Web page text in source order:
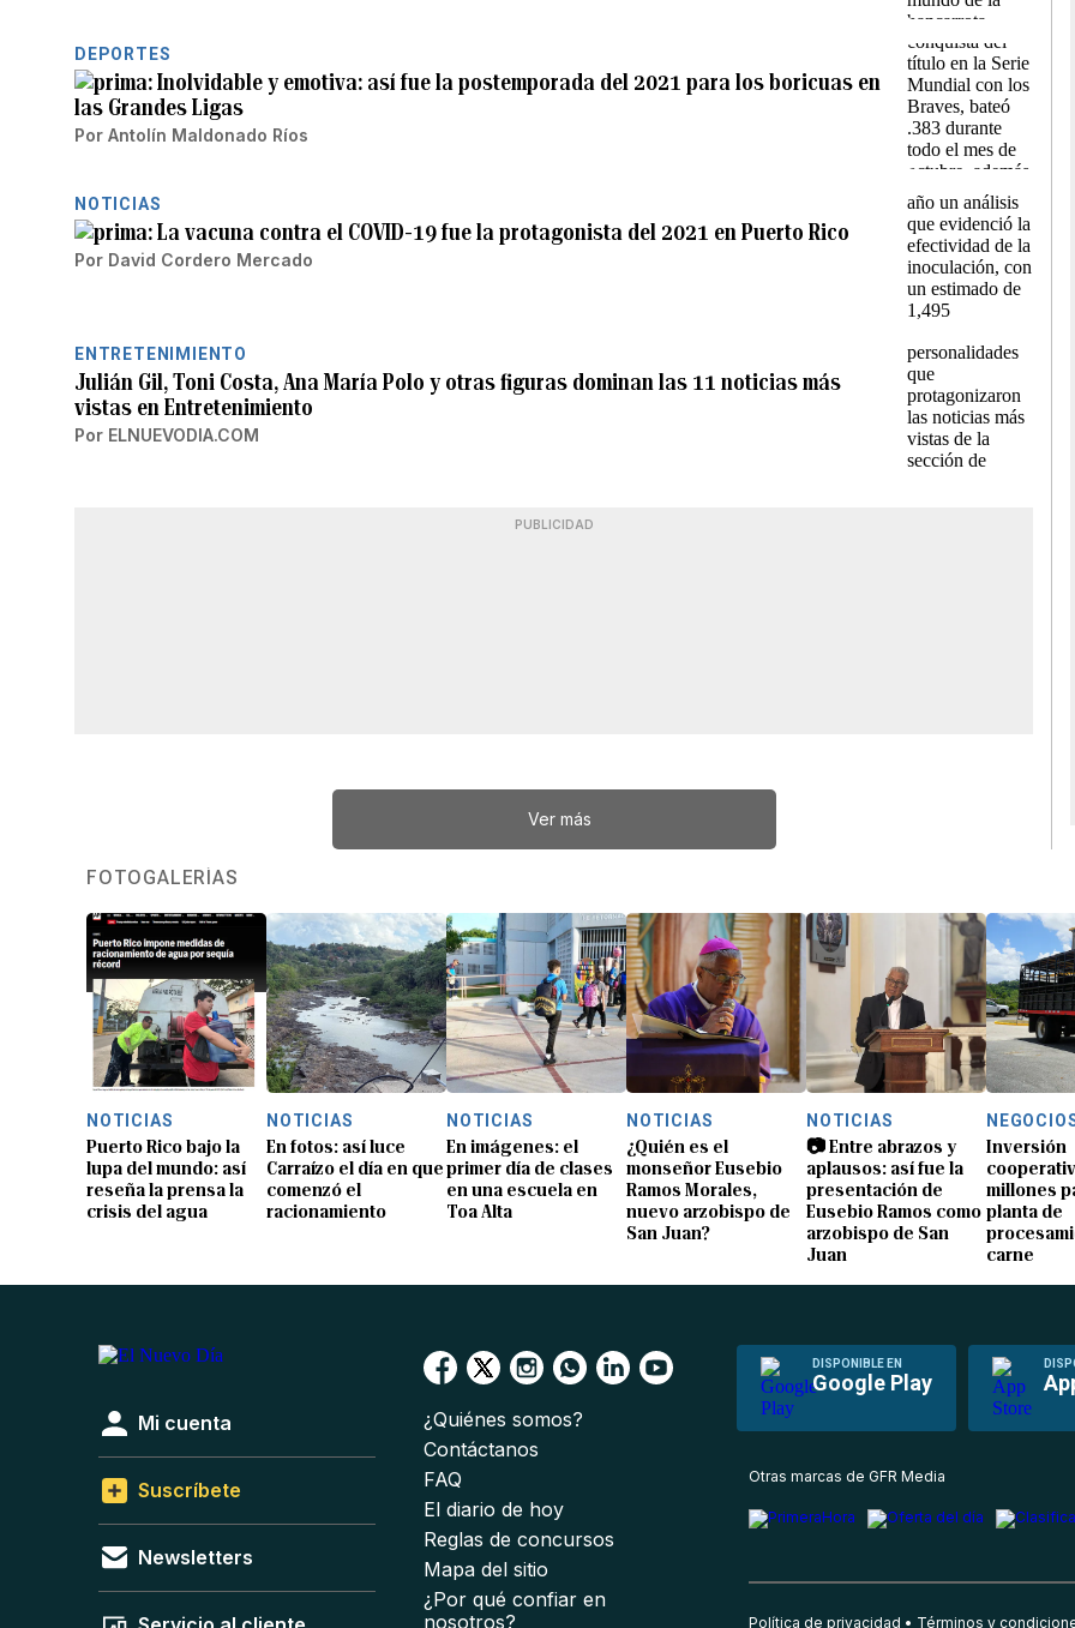
DEPORTES
Inolvidable y emotiva: así fue la postemporada del 2021 para los boricuas en
las Grandes Ligas
Por Antolín Maldonado Ríos
NOTICIAS
La vacuna contra el COVID-19 fue la protagonista del 2021 en Puerto Rico
Por David Cordero Mercado
ENTRETENIMIENTO
Julián Gil, Toni Costa, Ana María Polo y otras figuras dominan las 11 noticias más
vistas en Entretenimiento
Por ELNUEVODIA.COM
PUBLICIDAD
Ver más
FOTOGALERÍAS
NOTICIAS
Puerto Rico bajo la
lupa del mundo: así
reseña la prensa la
crisis del agua
NOTICIAS
En fotos: así luce
Carraízo el día en que
comenzó el
racionamiento
NOTICIAS
En imágenes: el
primer día de clases
en una escuela en
Toa Alta
NOTICIAS
¿Quién es el
monseñor Eusebio
Ramos Morales,
nuevo arzobispo de
San Juan?
NOTICIAS
📷 Entre abrazos y
aplausos: así fue la
presentación de
Eusebio Ramos como
arzobispo de San
Juan
Inversión
millones
planta de
carne
DISPONIBLE EN
Google Play
Mi cuenta
Suscríbete
Newsletters
¿Quiénes somos?
Contáctanos
FAQ
El diario de hoy
Reglas de concursos
Mapa del sitio
¿Por qué confiar en
nosotros?
Otras marcas de GFR Media
Política de privacidad Términos y